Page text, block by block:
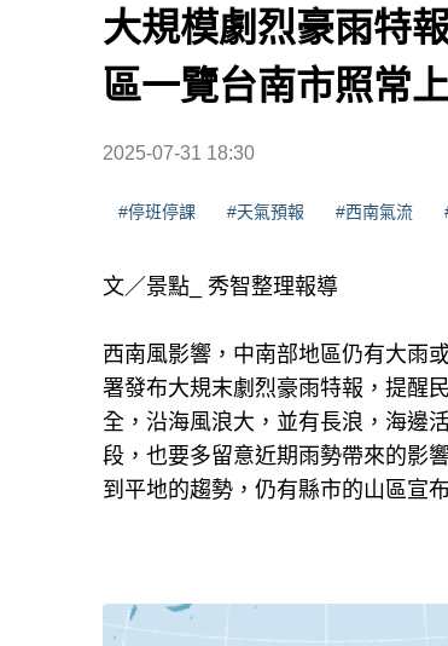
大規模劇烈豪雨特
區一覽台南市照常
2025-07-31 18:30
#停班停課 #天氣預報 #西南氣流
文／景點_ 秀智整理報導
西南風影響，中南部地區仍有大雨
署發布大規末劇烈豪雨特報，提醒
全，沿海風浪大，並有長浪，海邊
段，也要多留意近期雨勢帶來的影
到平地的趨勢，仍有縣市的山區宣